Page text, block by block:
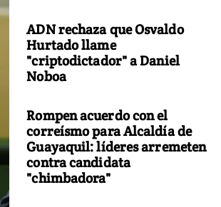
ADN rechaza que Osvaldo
Hurtado llame
"criptodictador" a Daniel
Noboa
Rompen acuerdo con el
correísmo para Alcaldía de
Guayaquil: líderes arremeten
contra candidata
"chimbadora"